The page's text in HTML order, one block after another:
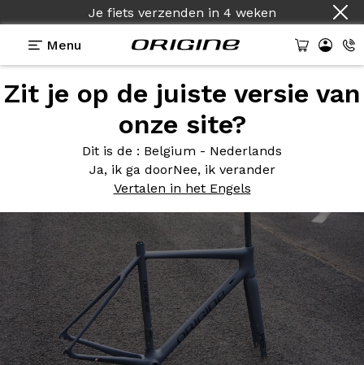
Je fiets verzenden in 4 weken
Menu
Zit je op de juiste versie van
onze site?
Dit is de : Belgium - Nederlands
Ja, ik ga doorNee, ik verander
Vertalen in het Engels
Photos> Axxome RS2 - Gris Mat
Axxome RS2- Gris Mat